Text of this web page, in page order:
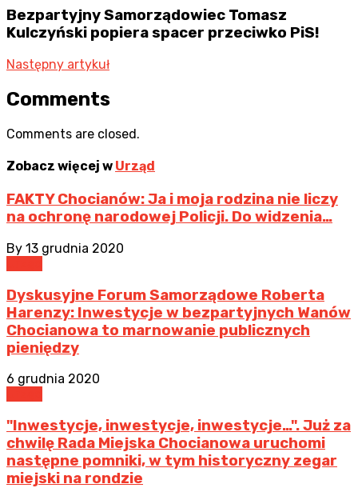
Bezpartyjny Samorządowiec Tomasz
Kulczyński popiera spacer przeciwko PiS!
Następny artykuł
Comments
Comments are closed.
Zobacz więcej w Urząd
FAKTY Chocianów: Ja i moja rodzina nie liczy
na ochronę narodowej Policji. Do widzenia…
By 13 grudnia 2020
Dyskusyjne Forum Samorządowe Roberta
Harenzy: Inwestycje w bezpartyjnych Wanów
Chocianowa to marnowanie publicznych
pieniędzy
6 grudnia 2020
"Inwestycje, inwestycje, inwestycje…". Już za
chwilę Rada Miejska Chocianowa uruchomi
następne pomniki, w tym historyczny zegar
miejski na rondzie